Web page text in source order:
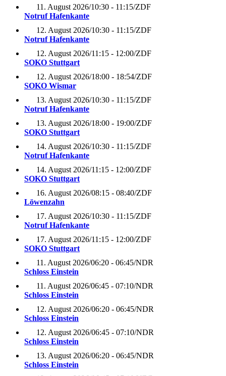
11. August 2026/10:30 - 11:15/ZDF
Notruf Hafenkante
12. August 2026/10:30 - 11:15/ZDF
Notruf Hafenkante
12. August 2026/11:15 - 12:00/ZDF
SOKO Stuttgart
12. August 2026/18:00 - 18:54/ZDF
SOKO Wismar
13. August 2026/10:30 - 11:15/ZDF
Notruf Hafenkante
13. August 2026/18:00 - 19:00/ZDF
SOKO Stuttgart
14. August 2026/10:30 - 11:15/ZDF
Notruf Hafenkante
14. August 2026/11:15 - 12:00/ZDF
SOKO Stuttgart
16. August 2026/08:15 - 08:40/ZDF
Löwenzahn
17. August 2026/10:30 - 11:15/ZDF
Notruf Hafenkante
17. August 2026/11:15 - 12:00/ZDF
SOKO Stuttgart
11. August 2026/06:20 - 06:45/NDR
Schloss Einstein
11. August 2026/06:45 - 07:10/NDR
Schloss Einstein
12. August 2026/06:20 - 06:45/NDR
Schloss Einstein
12. August 2026/06:45 - 07:10/NDR
Schloss Einstein
13. August 2026/06:20 - 06:45/NDR
Schloss Einstein